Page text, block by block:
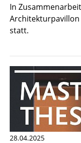
In
statt.
28.04.2025